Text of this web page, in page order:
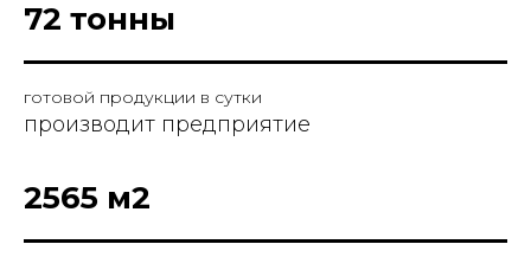
72 тонны
готовой продукции в сутки
производит предприятие
2565 м2